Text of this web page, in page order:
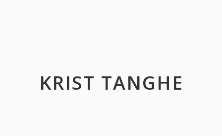
KRIST TANGHE